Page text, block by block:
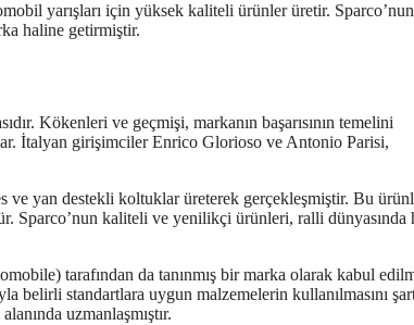
yarışları için yüksek kaliteli ürünler üretir. Sparco’nun
haline getirmiştir.
Kökenleri ve geçmişi, markanın başarısının temelini
İtalyan girişimciler Enrico Glorioso ve Antonio Parisi,
ve yan destekli koltuklar üreterek gerçekleşmiştir. Bu
Sparco’nun kaliteli ve yenilikçi ürünleri, ralli dünyasında
tarafından da tanınmış bir marka olarak kabul
belirli standartlara uygun malzemelerin kullanılmasını
uzmanlaşmıştır.